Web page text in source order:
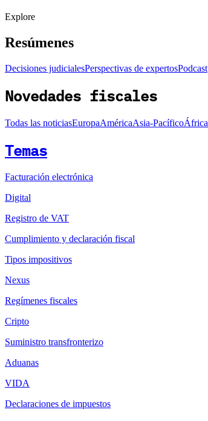
Explore
Resúmenes
Decisiones judicialesPerspectivas de expertosPodcast
Novedades fiscales
Todas las noticiasEuropaAméricaAsia-PacíficoÁfrica
Temas
Facturación electrónica
Digital
Registro de VAT
Cumplimiento y declaración fiscal
Tipos impositivos
Nexus
Regímenes fiscales
Cripto
Suministro transfronterizo
Aduanas
VIDA
Declaraciones de impuestos